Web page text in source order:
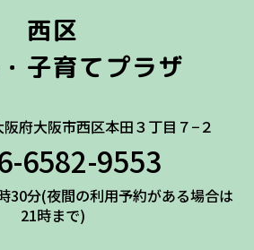
西区
子育てプラザ
阪府大阪市西区本田３丁目７−２
6582-9553
分(夜間の利用予約がある場合は
21時まで)